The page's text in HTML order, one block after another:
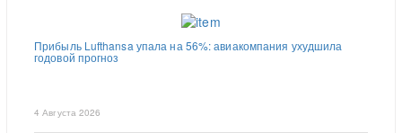
Прибыль Lufthansa упала на 56%: авиакомпания ухудшила
годовой прогноз
4 Августа 2026